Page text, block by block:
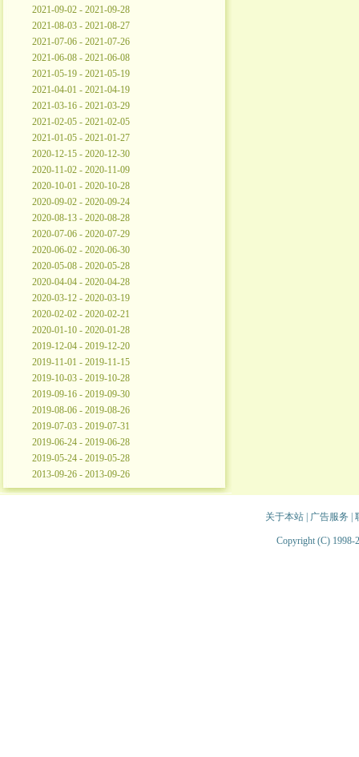
2021-09-02 - 2021-09-28
2021-08-03 - 2021-08-27
2021-07-06 - 2021-07-26
2021-06-08 - 2021-06-08
2021-05-19 - 2021-05-19
2021-04-01 - 2021-04-19
2021-03-16 - 2021-03-29
2021-02-05 - 2021-02-05
2021-01-05 - 2021-01-27
2020-12-15 - 2020-12-30
2020-11-02 - 2020-11-09
2020-10-01 - 2020-10-28
2020-09-02 - 2020-09-24
2020-08-13 - 2020-08-28
2020-07-06 - 2020-07-29
2020-06-02 - 2020-06-30
2020-05-08 - 2020-05-28
2020-04-04 - 2020-04-28
2020-03-12 - 2020-03-19
2020-02-02 - 2020-02-21
2020-01-10 - 2020-01-28
2019-12-04 - 2019-12-20
2019-11-01 - 2019-11-15
2019-10-03 - 2019-10-28
2019-09-16 - 2019-09-30
2019-08-06 - 2019-08-26
2019-07-03 - 2019-07-31
2019-06-24 - 2019-06-28
2019-05-24 - 2019-05-28
2013-09-26 - 2013-09-26
关于本站| 广告服务
Copyright (C) 1998-